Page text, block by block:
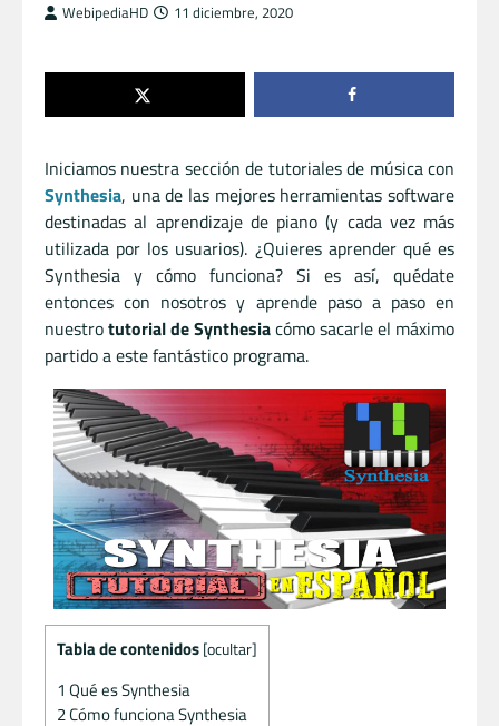
WebipediaHD 11 diciembre, 2020
Iniciamos nuestra sección de tutoriales de música con
Synthesia, una de las mejores herramientas software
destinadas al aprendizaje de piano (y cada vez más
utilizada por los usuarios). ¿Quieres aprender qué es
Synthesia y cómo funciona? Si es así, quédate
entonces con nosotros y aprende paso a paso en
nuestrotutorial de Synthesiacómo sacarle el máximo
partido a este fantástico programa.
Tabla de contenidos [ocultar]
1 Qué es Synthesia
2Cómo funciona Synthesia